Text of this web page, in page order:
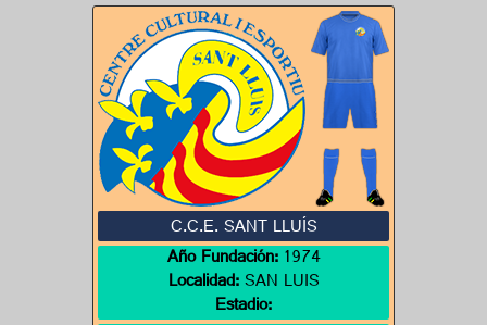
C.C.E. SANT LLUÍS
Año Fundación:1974
Localidad:SAN LUIS
Estadio: